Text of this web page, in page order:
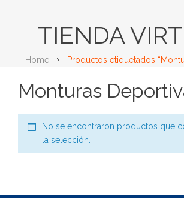
TIENDA
Home Productos etiquetados
Monturas
No se encontraron productos que
la selección.